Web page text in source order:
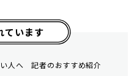
ています
人へ 記者のおすすめ紹介